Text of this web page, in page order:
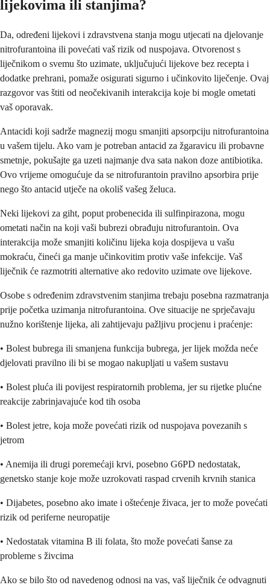
lijekovima ili stanjima?
Da, određeni lijekovi i zdravstvena stanja mogu utjecati na djelovanje
nitrofurantoina ili povećati vaš rizik od nuspojava. Otvorenost s
liječnikom o svemu što uzimate, uključujući lijekove bez recepta i
dodatke prehrani, pomaže osigurati sigurno i učinkovito liječenje. Ovaj
razgovor vas štiti od neočekivanih interakcija koje bi mogle ometati
vaš oporavak.
Antacidi koji sadrže magnezij mogu smanjiti apsorpciju nitrofurantoina
u vašem tijelu. Ako vam je potreban antacid za žgaravicu ili probavne
smetnje, pokušajte ga uzeti najmanje dva sata nakon doze antibiotika.
Ovo vrijeme omogućuje da se nitrofurantoin pravilno apsorbira prije
nego što antacid utječe na okoliš vašeg želuca.
Neki lijekovi za giht, poput probenecida ili sulfinpirazona, mogu
ometati način na koji vaši bubrezi obrađuju nitrofurantoin. Ova
interakcija može smanjiti količinu lijeka koja dospijeva u vašu
mokraću, čineći ga manje učinkovitim protiv vaše infekcije. Vaš
liječnik će razmotriti alternative ako redovito uzimate ove lijekove.
Osobe s određenim zdravstvenim stanjima trebaju posebna razmatranja
prije početka uzimanja nitrofurantoina. Ove situacije ne sprječavaju
nužno korištenje lijeka, ali zahtijevaju pažljivu procjenu i praćenje:
• Bolest bubrega ili smanjena funkcija bubrega, jer lijek možda neće
djelovati pravilno ili bi se mogao nakupljati u vašem sustavu
• Bolest pluća ili povijest respiratornih problema, jer su rijetke plućne
reakcije zabrinjavajuće kod tih osoba
• Bolest jetre, koja može povećati rizik od nuspojava povezanih s
jetrom
• Anemija ili drugi poremećaji krvi, posebno G6PD nedostatak,
genetsko stanje koje može uzrokovati raspad crvenih krvnih stanica
• Dijabetes, posebno ako imate i oštećenje živaca, jer to može povećati
rizik od periferne neuropatije
• Nedostatak vitamina B ili folata, što može povećati šanse za
probleme s živcima
Ako se bilo što od navedenog odnosi na vas, vaš liječnik će odvagnuti